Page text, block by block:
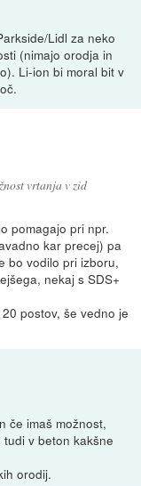
Lidl za neko
(nimajo orodja in
Li-ion bi moral bit v
vrtanja v zid
pomagajo pri npr.
kar precej) pa
bo vodilo pri izboru,
nekaj s SDS+
postov, še vedno je
če imaš možnost,
v beton kakšne
orodij.